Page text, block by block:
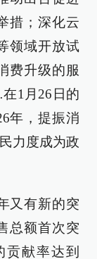
措；深化云
领域开放试
费升级的服
1月26日的
年，提振消
力度成为政
又有新的突
总额首次突
献率达到